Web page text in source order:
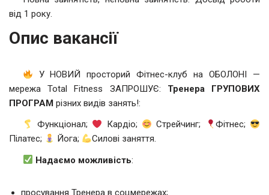
від 1 року.
Опис вакансії
У НОВИЙ просторий Фітнес-клуб на ОБОЛОНІ —
мережа Total Fitness ЗАПРОШУЄ: Тренера ГРУПОВИХ
ПРОГРАМ різних видів занять!:
Функціонал;
Кардіо; Стрейчинг;
Фітнес;
Пілатес;
Йога;
Силові заняття.
Надаємо можливість:
просування Тренера в соцмережах;